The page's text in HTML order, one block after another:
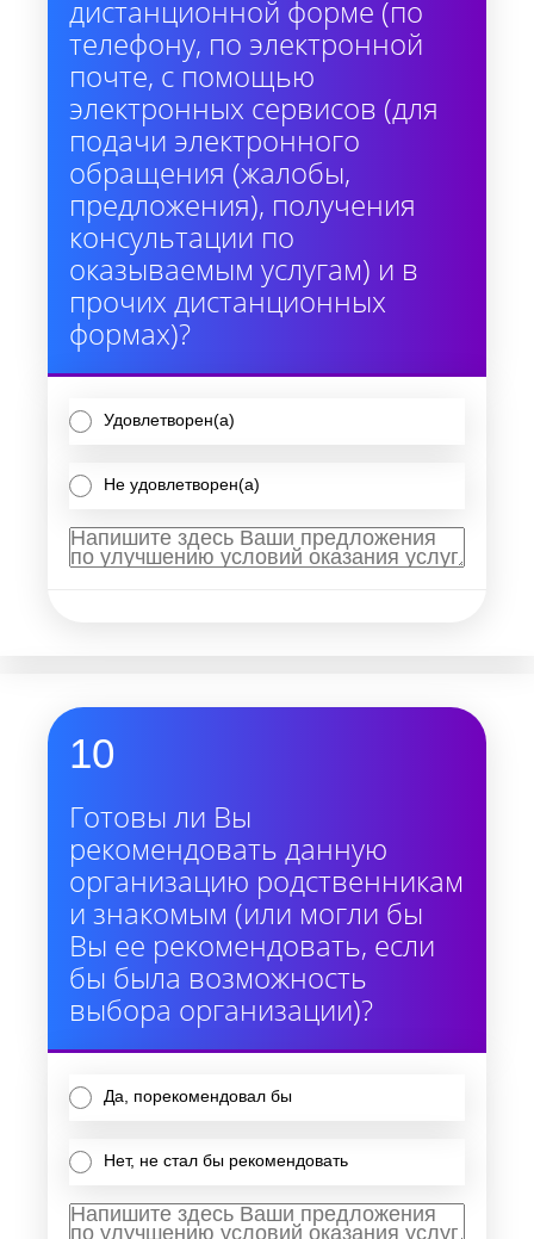
дистанционной форме (по
телефону, по электронной
почте, с помощью
электронных сервисов (для
подачи электронного
обращения (жалобы,
предложения), получения
консультации по
оказываемым услугам) и в
прочих дистанционных
формах)?
Удовлетворен(а)
Не удовлетворен(а)
10
Готовы ли Вы
рекомендовать данную
организацию родственникам
и знакомым (или могли бы
Вы ее рекомендовать, если
бы была возможность
выбора организации)?
Да, порекомендовал бы
Нет, не стал бы рекомендовать